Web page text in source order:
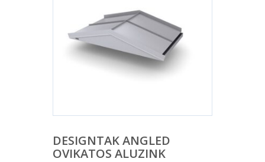
DESIGNTAK ANGLED
OVIKATOS ALUZINK